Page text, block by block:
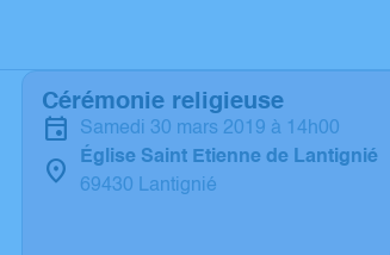
Cérémonie religieuse
samedi 30 mars 2019 à 14h00
Église Saint Etienne de Lantignié
69430 Lantignié